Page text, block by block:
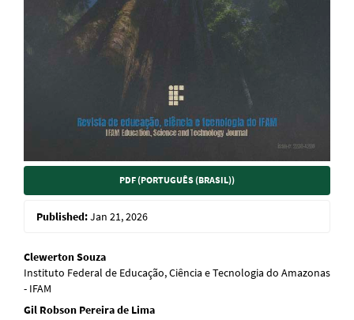
PDF (PORTUGUÊS (BRASIL))
Published:Jan 21, 2026
Main
Article
Content
Clewerton Souza
Instituto Federal de Educação, Ciência e Tecnologia do Amazonas
- IFAM
Gil Robson Pereira de Lima